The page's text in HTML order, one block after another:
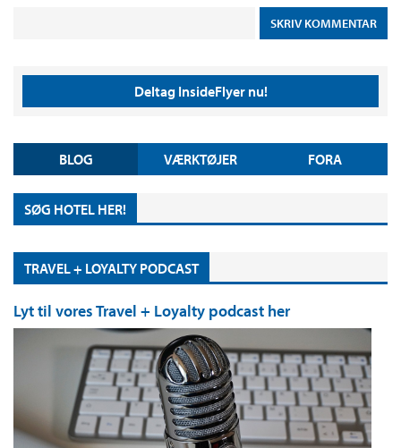
Deltag InsideFlyer nu!
BLOG VÆRKTØJER FORA
SØG HOTEL HER!
TRAVEL + LOYALTY PODCAST
Lyt til vores Travel + Loyalty podcast her